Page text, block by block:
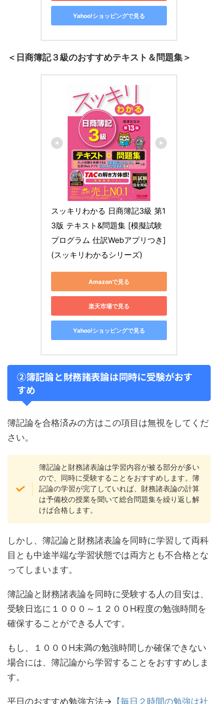
Yahoo!ショッピングで見る
＜日商簿記３級のおすすめテキスト＆問題集＞
スッキリわかる 日商簿記3級 第1
3版 テキスト&問題集 [模擬試験
プログラム 仕訳Webアプリつき]
(スッキリわかるシリーズ)
Amazonで見る
楽天市場で見る
Yahoo!ショッピングで見る
②簿記論と財務諸表論は同時に受験がおす
すめ
簿記論を合格済みの方はこの項目は無視をしてくだ
さい。
簿記論と財務諸表論は学習内容が被る部分が多い
ので、同時に受験することをおすすめします。簿
記論の学習が完了していれば、財務諸表論の計算
は予備校の授業を聞いて総合問題集を繰り返し解
けば合格します。
しかし、簿記論と財務諸表論を同時に学習して両科
目とも中途半端な学習状態では両方とも不合格とな
ってしまいます。
簿記論と財務諸表論を同時に受験する人の目安は、
受験日迄に１０００～１２００H程度の勉強時間を
確保することができる人です。
もし、１０００H未満の勉強時間しか確保できない
場合には、簿記論から学習することをおすすめしま
す。
平日のおすすめ勉強方法→ 【毎日２時間の勉強は社